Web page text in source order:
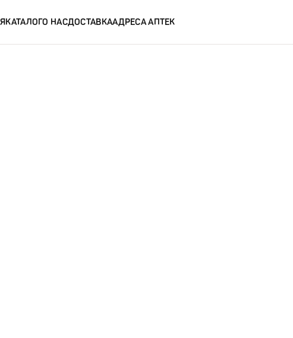
КАТАЛОГО НАСДОСТАВКААДРЕСА АПТЕК